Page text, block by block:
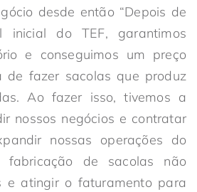
desde então “Depois de
inicial do TEF, garantimos
e conseguimos um preço
de fazer sacolas que produz
Ao fazer isso, tivemos a
nossos negócios e contratar
nossas operações do
fabricação de sacolas não
e atingir o faturamento para